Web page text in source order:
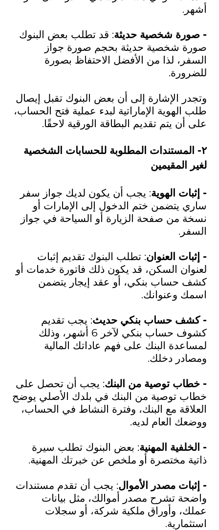
أشهر.
- صورة شخصية حديثة: قد تطلب بعض البنوك
صورة شخصية حديثة بحجم صورة جواز
السفر، لذا من الأفضل الاحتفاظ بصورة
للضرورة.
وتجدر الإشارة إلى أن بعض البنوك تقبل إيصال
طلب الهوية الإماراتية لبدء عملية فتح الحساب،
على أن يتم تقديم البطاقة الورقية لاحقًا.
٢- المستندات المطلوبة للحسابات الشخصية
لغير المقيمين
- إثبات الهوية: يجب أن يكون لديك جواز سفر
ساري يتضمن ختم الدخول إلى الإمارات أو
نسخة من صفحة الزيارة أو السياحة في جواز
السفر.
- إثبات العنوان: تطلب البنوك تقديم إثبات
لعنوان السكن، قد يكون ذلك فاتورة خدمات أو
كشف حساب بنكي، أو عقد إيجار يتضمن
اسمك وعنوانك.
- كشف حساب بنكي حديث: يجب تقديم
كشوف حساب بنكي لآخر 6 أشهر، وذلك
لمساعدة البنك على فهم عاداتك المالية
ومصادر دخلك.
- خطاب توصية من البنك: يجب أن تحصل على
خطاب توصية من البنك في بلدك الأصلي يوضح
العلاقة مع البنك، وفترة النشاط في الحساب،
ووضعك العام لديه.
- الخلفية المهنية: بعض البنوك تطلب سيرة
ذاتية مختصرة أو ملخص عن خبرتك المهنية.
- إثبات مصدر الأموال: يجب أن تقدم مستندات
واضحة تشرح مصدر أموالك، مثل بيانات
عملك، وأوراق ملكية شركة، أو سجلات
استثمارية.